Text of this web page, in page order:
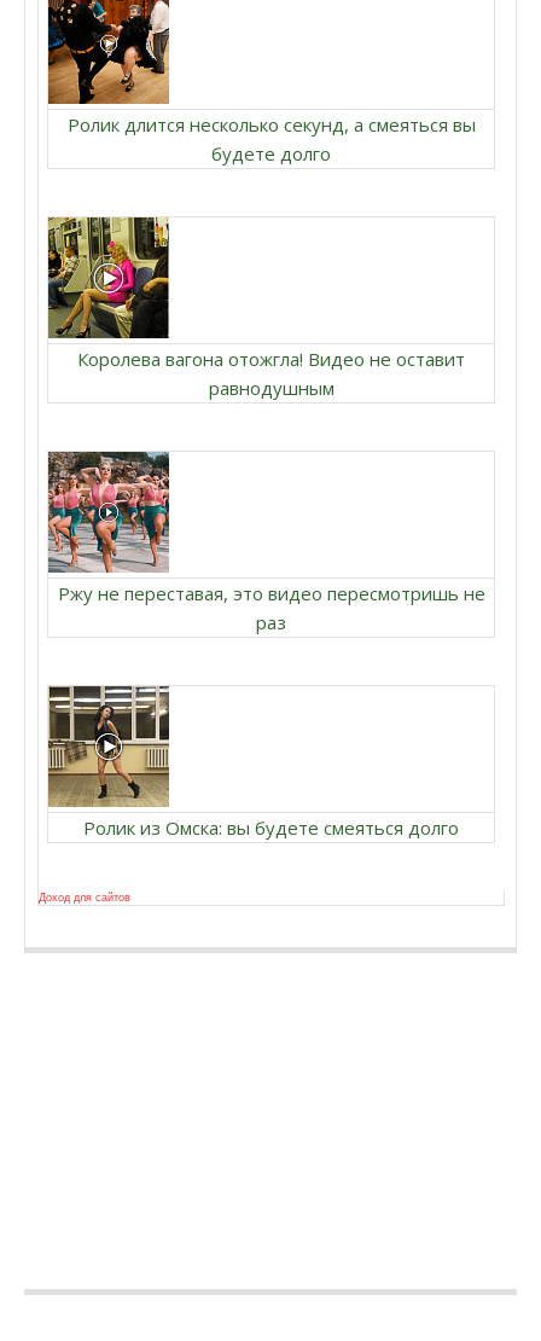
Ролик длится несколько секунд, а смеяться вы
будете долго
Королева вагона отожгла! Видео не оставит
равнодушным
Ржу не переставая, это видео пересмотришь не
раз
Ролик из Омска: вы будете смеяться долго
Доход для сайтов